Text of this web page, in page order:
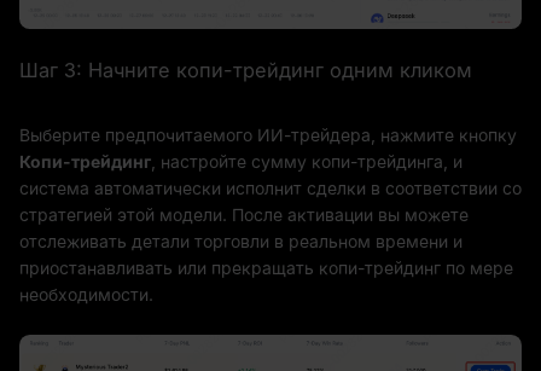
Шаг 3: Начните копи-трейдинг одним кликом
Выберите предпочитаемого ИИ-трейдера, нажмите кнопку
Копи-трейдинг , настройте сумму копи-трейдинга, и
система автоматически исполнит сделки в соответствии со
стратегией этой модели. После активации вы можете
отслеживать детали торговли в реальном времени и
приостанавливать или прекращать копи-трейдинг по мере
необходимости.